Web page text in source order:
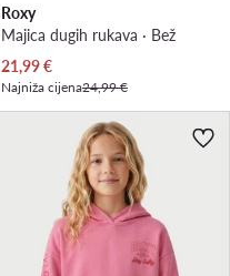
Roxy
Majica dugih rukava · Bež
Trenutna cijena
21,99€
Najniža cijena24,99 €